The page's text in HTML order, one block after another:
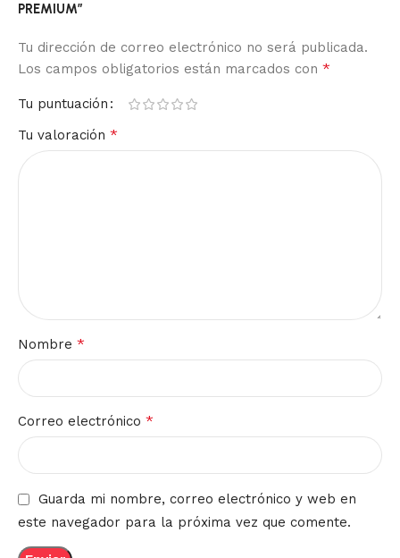
PREMIUM”
Tu dirección de correo electrónico no será publicada.
Los campos obligatorios están marcados con *
Tu puntuación
Tu valoración *
Nombre *
Correo electrónico *
Guarda mi nombre, correo electrónico y web en
este navegador para la próxima vez que comente.